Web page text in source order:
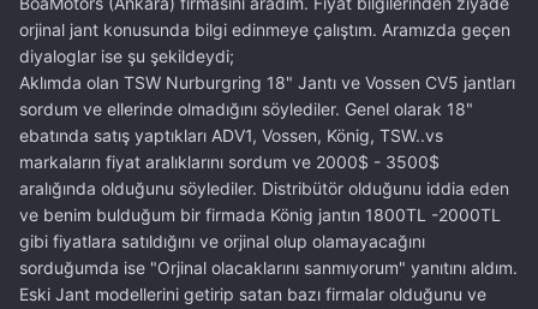
orjinal jant konusunda bilgi edinmeye çalıştım. Aramızda geçen
diyaloglar ise şu şekildeydi;
Aklımda olan TSW Nurburgring 18" Jantı ve Vossen CV5 jantları
sordum ve ellerinde olmadığını söylediler. Genel olarak 18"
ebatında satış yaptıkları ADV1, Vossen, König, TSW..vs
markaların fiyat aralıklarını sordum ve 2000$ - 3500$
aralığında olduğunu söylediler. Distribütör olduğunu iddia eden
ve benim bulduğum bir firmada König jantın 1800TL -2000TL
gibi fiyatlara satıldığını ve orjinal olup olamayacağını
sorduğumda ise "Orjinal olacaklarını sanmıyorum" yanıtını aldım.
Eski Jant modellerini getirip satan bazı firmalar olduğunu ve